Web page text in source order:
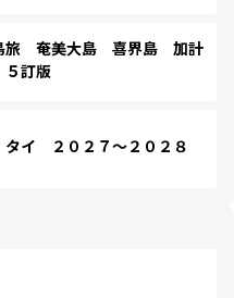
旅 奄美大島 喜界島 加計
訂版
イ ２０２７～２０２８